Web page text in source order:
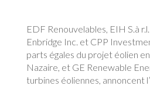
EDF Renouvelables, EIH S.à
Enbridge Inc. et CPP
parts égales du projet éolien
Nazaire, et GE Renewable
turbines éoliennes, annoncent